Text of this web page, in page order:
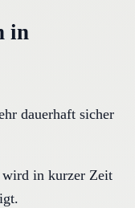
in
dauerhaft sicher
wird in kurzer Zeit